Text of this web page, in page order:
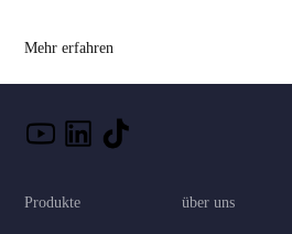
Mehr erfahren
Produkte über uns